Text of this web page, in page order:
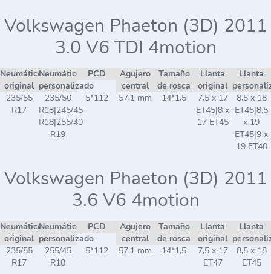
Volkswagen Phaeton (3D) 2011
3.0 V6 TDI 4motion
Neumático
original
Neumático
personalizado
PCD
Agujero
central
Tamaño
de rosca
Llanta
original
Llanta
235/55
R17
235/50
R18|245/45
R18|255/40
R19
5*112 57,1 mm 14*1,5
7,5 x 17
ET45|8 x
17 ET45
8,5 x 18
ET45|8,5
x 19
ET45|9 x
19 ET40
Volkswagen Phaeton (3D) 2011
3.6 V6 4motion
Neumático
original
Neumático
personalizado
PCD
Agujero
central
Tamaño
de rosca
Llanta
original
Llanta
235/55
R17
255/45
R18
5*112 57,1 mm 14*1,5
7,5 x 17
ET47
8,5 x 18
ET45